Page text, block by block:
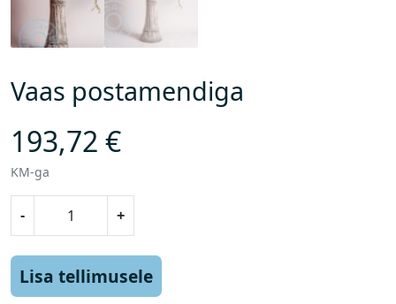
Vaas postamendiga
193,72 €
KM-ga
-
p
+
Lisa tellimusele